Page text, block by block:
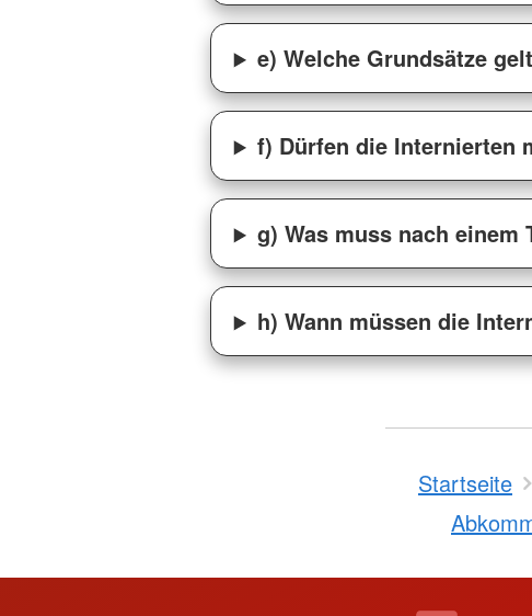
e) Welche Grundsätze
f) Dürfen die Internierten
g) Was muss nach
h) Wann müssen die
Startseite